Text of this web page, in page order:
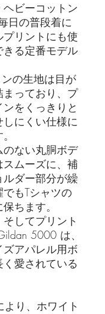
ビーコットン
日の普段着に
プリントにも使
きる定番モデル
の生地は目が
まっており、プ
をくっきりと
しにくい仕様に
ない丸胴ボデ
スムーズに、補
ダー部分が繰
でもTシャツの
ちます。
してプリント
5000 は、
アパレル用ボ
愛されている
より、ホワイト